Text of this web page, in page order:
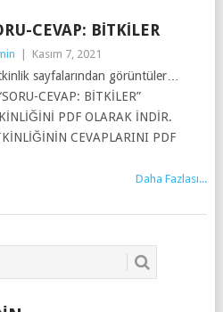
CEVAP: BITKILER
Kasım 7, 2021
sayfalarından görüntüler…
CEVAP: BİTKİLER”
PDF OLARAK İNDİR.
CEVAPLARINI PDF
Daha Fazlası...